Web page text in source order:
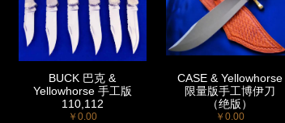
BUCK 巴克 &
Yellowhorse 手工版
110,112
￥0.00
CASE & Yellowhorse
限量版手工博伊刀
（绝版）
￥0.00